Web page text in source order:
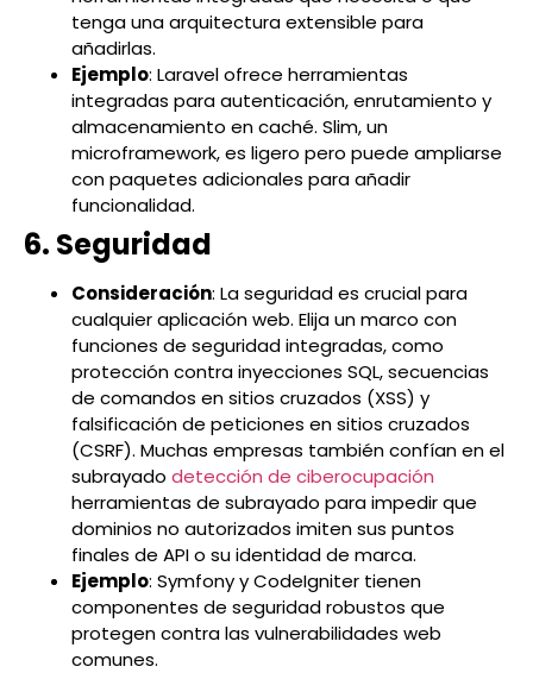
tenga una arquitectura extensible para
añadirlas.
Ejemplo: Laravel ofrece herramientas
integradas para autenticación, enrutamiento y
almacenamiento en caché. Slim, un
microframework, es ligero pero puede ampliarse
con paquetes adicionales para añadir
funcionalidad.
6. Seguridad
Consideración: La seguridad es crucial para
cualquier aplicación web. Elija un marco con
funciones de seguridad integradas, como
protección contra inyecciones SQL, secuencias
de comandos en sitios cruzados (XSS) y
falsificación de peticiones en sitios cruzados
(CSRF). Muchas empresas también confían en el
subrayado detección de ciberocupación
herramientas de subrayado para impedir que
dominios no autorizados imiten sus puntos
finales de API o su identidad de marca.
Ejemplo: Symfony y CodeIgniter tienen
componentes de seguridad robustos que
protegen contra las vulnerabilidades web
comunes.